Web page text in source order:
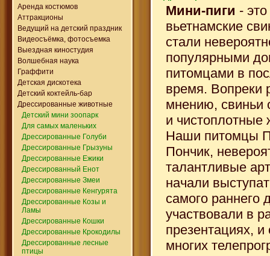
Аренда костюмов
Аттракционы
Ведущий на детский праздник
Видеосъёмка, фотосъемка
Выездная киностудия
Волшебная наука
Граффити
Детская дискотека
Детский коктейль-бар
Дрессированные животные
Детский мини зоопарк
Для самых маленьких
Дрессированные Голуби
Дрессированные Грызуны
Дрессированные Ежики
Дрессированный Енот
Дрессированные Змеи
Дрессированные Кенгурята
Дрессированные Козы и
Ламы
Дрессированные Кошки
Дрессированные Крокодилы
Дрессированные лесные
птицы
Мини-пиги -
вьетнамские
стали
популярными
питомцами в
время. Вопреки
мнению, свиньи
и чистоплотные
Наши питомцы
Пончик,
талантливые
начали
самого раннего
участвовали в
презентациях,
многих